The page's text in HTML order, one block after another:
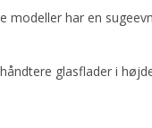
har en
glasflader i